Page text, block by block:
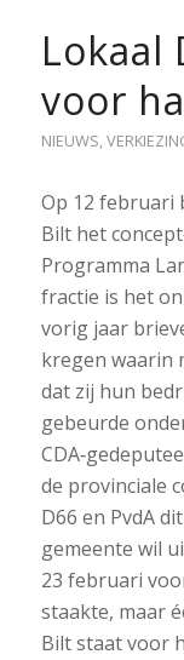
Lokaal
voor
NIEUWS,
Op 12 februari
Bilt het
Programma
fractie is het
vorig jaar
kregen waarin
dat zij hun
gebeurde
de provinciale
D66 en PvdA
gemeente wil
23 februari
staakte, maar
Bilt staat voor